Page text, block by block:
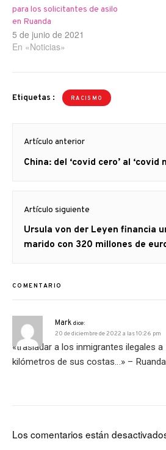
para los solicitantes de asilo
en Ruanda
5 de junio de 2021
En «Noticias»
Etiquetas : RACISMO
de
entradas
Artículo anterior
Artículo
China: del ‘covid cero’ al ‘covid
Artículo siguiente
Artículo
siguiente:
Ursula von der Leyen financia
marido con 320 millones de
COMENTARIO
Mark dice:
20 de diciembre de 2022 a las 10:26 pm
«trasladar a los inmigrantes ilegales
kilómetros de sus costas…» –
Los comentarios están